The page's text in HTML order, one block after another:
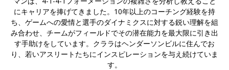
にキャリアを捧げてきました。10年以上のコーチング経験を持
ち、ゲームへの愛情と選手のダイナミクスに対する鋭い理解を組
み合わせ、チームがフィールドでその潜在能力を最大限に引き出
す手助けをしています。クララはヘンダーソンビルに住んでお
り、若いアスリートたちにインスピレーションを与え続けていま
す。